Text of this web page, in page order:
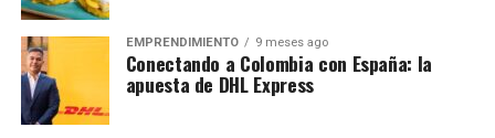
EMPRENDIMIENTO 9 meses ago
Conectando a Colombia con España: la
apuesta de DHL Express